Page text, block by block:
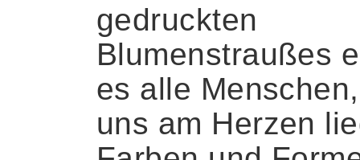
gedruckten
Blumenstraußes
es alle
uns am Herzen